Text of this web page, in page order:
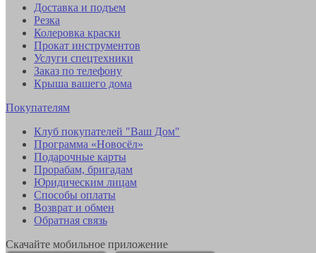
Доставка и подъем
Резка
Колеровка краски
Прокат инструментов
Услуги спецтехники
Заказ по телефону
Крыша вашего дома
Покупателям
Клуб покупателей "Ваш Дом"
Программа «Новосёл»
Подарочные карты
Прорабам, бригадам
Юридическим лицам
Способы оплаты
Возврат и обмен
Обратная связь
Скачайте мобильное приложение